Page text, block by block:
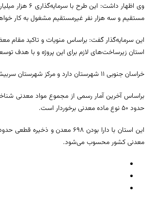
مستقیم و سه هزار نفر غیرمستقیم مشغول به کار
این سرمایه‌گذار گفت: براساس منویات و تاکید مقام
استان زیرساخت‌های لازم برای این پروژه و با هدف
خراسان جنوبی ۱۱ شهرستان دارد و مرکز شهرستان سربیشه در ۶۶ کیلومتری شرق بیرجند است.
براساس آخرین آمار رسمی از مجموع مواد معدنی
حدود ۵۰ نوع ماده معدنی برخوردار است.
معدنی کشور محسوب می‌شود.